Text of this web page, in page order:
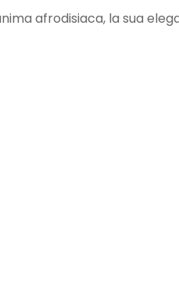
afrodisiaca, la sua